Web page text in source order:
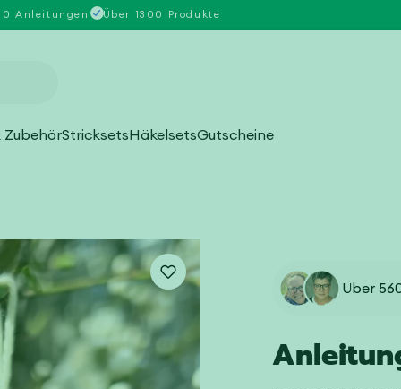
Anleitungen Über 1300 Produkte
ZubehörStricksetsHäkelsetsGutscheine
Über